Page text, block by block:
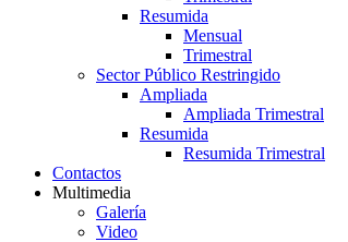
Resumida
Mensual
Trimestral
Sector Público Restringido
Ampliada
Ampliada Trimestral
Resumida
Resumida Trimestral
Contactos
Multimedia
Galería
Video